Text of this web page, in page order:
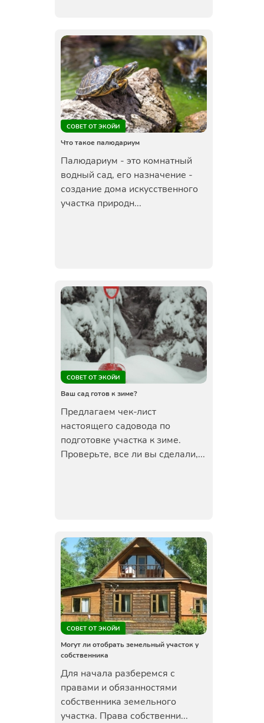
СОВЕТ ОТ ЭКОЙИ
Что такое палюдариум
Палюдариум - это комнатный
водный сад, его назначение -
создание дома искусственного
участка природн...
СОВЕТ ОТ ЭКОЙИ
Ваш сад готов к зиме?
Предлагаем чек-лист
настоящего садовода по
подготовке участка к зиме.
Проверьте, все ли вы сделали,...
СОВЕТ ОТ ЭКОЙИ
Могут ли отобрать земельный участок у
собственника
Для начала разберемся с
правами и обязанностями
собственника земельного
участка. Права собственни...